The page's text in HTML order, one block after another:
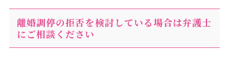
離婚調停の拒否を検討している場合は弁護士
にご相談ください